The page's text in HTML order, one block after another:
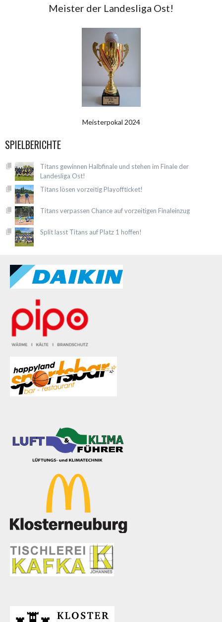
Meister der Landesliga Ost!
Meisterpokal 2024
SPIELBERICHTE
Titans gewinnen Halbfinale und stehen im Finale der
Landesliga Ost!
Titans lösen vorzeitig Playoffticket!
Titans verpassen Chance auf vorzeitigen Finaleinzug
Split lasst Titans auf Platz 1 hoffen!